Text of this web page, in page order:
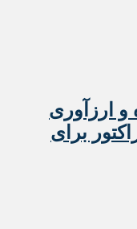
و ارزآوری
تراکتور برای